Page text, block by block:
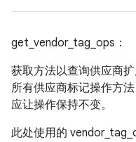
get_vendor_tag_ops：
获取方法以查询供应商
所有供应商标记操作方
应让操作保持不变。
此处使用的